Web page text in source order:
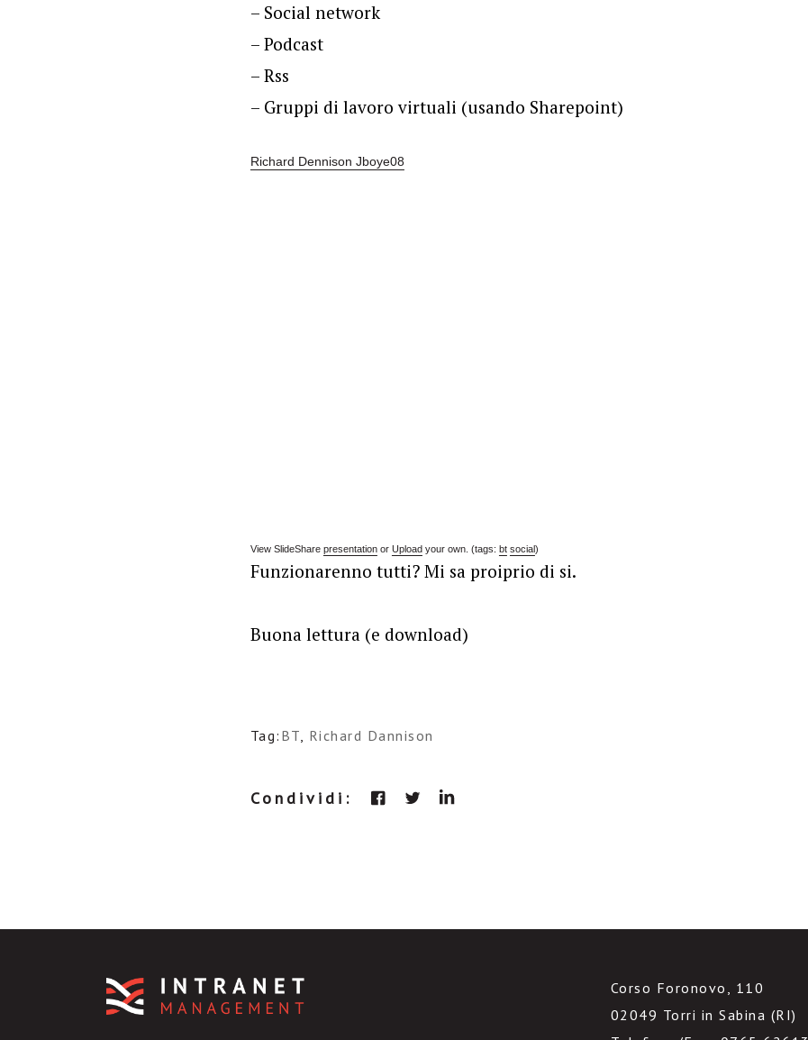
– Social network
– Podcast
– Rss
– Gruppi di lavoro virtuali (usando Sharepoint)
Richard Dennison Jboye08
View SlideShare presentationor Uploadyour own. (tags: bt social)
Funzionarenno tutti? Mi sa proiprio di si.
Buona lettura (e download)
Tag: BT, Richard Dannison
Condividi:
Corso Foronovo, 110
02049 Torri in Sabina (RI)